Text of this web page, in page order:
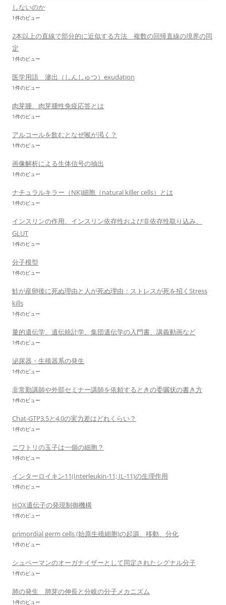
しないのか
1件のビュー
2本以上の直線で部分的に近似する方法 複数の回帰直線の境界の同
定
1件のビュー
医学用語 滲出（しんしゅつ）exudation
1件のビュー
肉芽腫、肉芽腫性免疫応答とは
1件のビュー
アルコールを飲むとなぜ喉が渇く？
1件のビュー
画像解析による生体信号の抽出
1件のビュー
ナチュラルキラー（NK)細胞（natural killer cells）とは
1件のビュー
インスリンの作用、インスリン依存性および非依存性取り込み、
GLUT
1件のビュー
分子模型
1件のビュー
鮭が産卵後に死ぬ理由と人が死ぬ理由：ストレスが死を招くStress
kills
1件のビュー
量的遺伝学、遺伝統計学、集団遺伝学の入門書、講義動画など
1件のビュー
泌尿器・生殖器系の発生
1件のビュー
非常勤講師や外部セミナー講師を依頼するときの委嘱状の書き方
1件のビュー
Chat-GTP3.5と4.0の実力差はどれくらい？
1件のビュー
ニワトリの玉子は一個の細胞？
1件のビュー
インターロイキン11(Interleukin-11; IL-11)の生理作用
1件のビュー
HOX遺伝子の発現制御機構
1件のビュー
primordial germ cells (始原生殖細胞)の起源、移動、分化
1件のビュー
シュペーマンのオーガナイザーとして同定されたシグナル分子
1件のビュー
肺の発生 肺芽の伸長と分岐の分子メカニズム
1件のビュー